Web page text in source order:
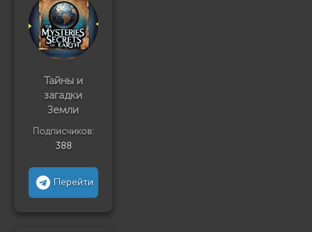
Тайны и
загадки
Земли
Подписчиков:
388
Перейти